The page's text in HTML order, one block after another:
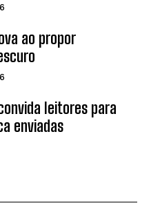
ao propor
leitores para
enviadas